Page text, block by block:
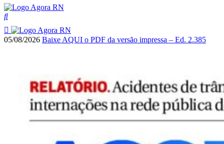
05/08/2026 Baixe AQUI o PDF da versão impressa – Ed. 2.385